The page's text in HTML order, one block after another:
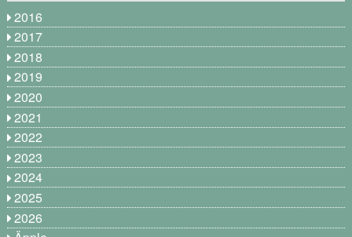
2016
2017
2018
2019
2020
2021
2022
2023
2024
2025
2026